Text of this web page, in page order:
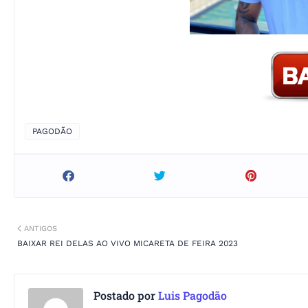
PAGODÃO
ANTIGOS
BAIXAR REI DELAS AO VIVO MICARETA DE FEIRA 2023
Postado porLuis Pagodão